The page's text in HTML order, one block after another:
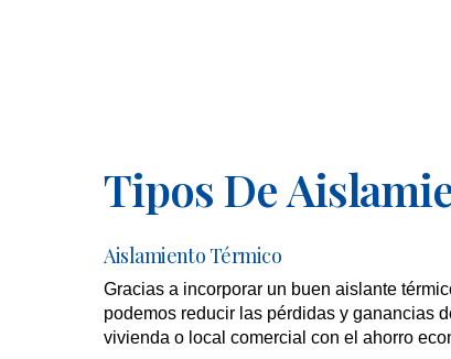
Tipos De
Aislamiento Térmico
Gracias a incorporar un buen aislante
podemos reducir las pérdidas y ganancias
vivienda o local comercial con el ahorro